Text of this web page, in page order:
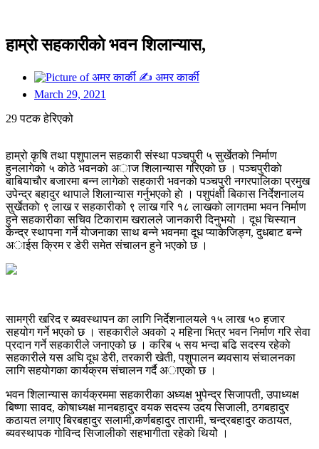
हाम्राे सहकारीकाे भवन शिलान्यास,
✍ अमर कार्की
March 29, 2021
29 पटक हेरिएको
हाम्रो कृषि तथा पशुपालन सहकारी संस्था पञ्चपुरी ५ सुर्खेतकाे निर्माण
हुनलागेको ५ काेठे भवनकाे अाज शिलान्यास गरिएको छ । पञ्चपुरीकाे
बाबियाचाैर बजारमा बन्न लागेकाे सहकारी भवनकाे पञ्चपुरी नगरपालिका प्रमुख
उपेन्द्र बहादुर थापाले शिलान्यास गर्नुभएको हाे । पशुपंक्षी बिकास निर्देशनालय
सुर्खेतकाे ९ लाख र सहकारीको ९ लाख गरि १८ लाखकाे लागतमा भवन निर्माण
हुने सहकारीका सचिव टिकाराम खरालले जानकारी दिनुभयो । दूध चिस्यान
केन्द्र स्थापना गर्ने याेजनाका साथ बन्ने भवनमा दूध प्याकेजिङ्ग, दुधबाट बन्ने
अाईस क्रिम र डेरी समेत संचालन हुने भएको छ ।
सामग्री खरिद र ब्यवस्थापन का लागि निर्देशनालयले १५ लाख ५० हजार
सहयोग गर्ने भएको छ । सहकारीले अवकाे २ महिना भित्र भवन निर्माण गरि सेवा
प्रदान गर्ने सहकारीले जनाएको छ । करिब ५ सय भन्दा बढि सदस्य रहेकाे
सहकारीले यस अघि दूध डेरी, तरकारी खेती, पशुपालन ब्यवसाय संचालनका
लागि सहयाेगका कार्यक्रम संचालन गर्दै अाएकाे छ ।
भवन शिलान्यास कार्यक्रममा सहकारीका अध्यक्ष भुपेन्द्र सिजापती, उपाध्यक्ष
बिष्णा सावद, काेषाध्यक्ष मानबहादुर वयक सदस्य उदय सिजाली, ठगबहादुर
कठायत लगाए बिरबहादुर सलामी,कर्णबहादुर तारामी, चन्द्रबहादुर कठायत,
ब्यवस्थापक गाेविन्द सिजालीकाे सहभागीता रहेकाे थियोे ।